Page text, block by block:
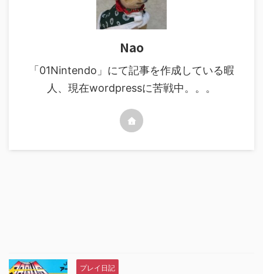
Nao
「01Nintendo」にて記事を作成している暇
人、現在wordpressに苦戦中。。。
プレイ日記